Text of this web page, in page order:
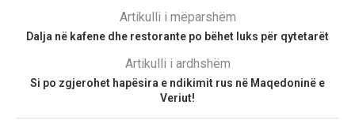
Artikulli i mëparshëm
Dalja në kafene dhe restorante po bëhet luks për qytetarët
Artikulli i ardhshëm
Si po zgjerohet hapësira e ndikimit rus në Maqedoninë e
Veriut!